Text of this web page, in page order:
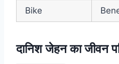
Bike
दानिश जेहन का जीवन